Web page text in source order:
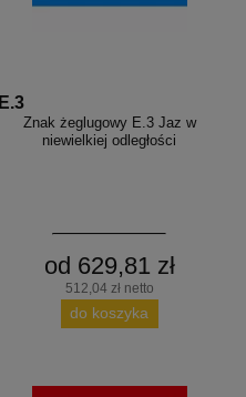
E.3
Znak żeglugowy E.3 Jaz w
niewielkiej odległości
od 629,81 zł
512,04 zł netto
do koszyka